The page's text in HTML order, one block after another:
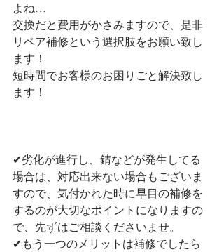
よね…
交換だと費用がかさみますので、是非
リペア補修という選択肢をお願い致し
ます！
短時間でお客様のお困りごと解決致し
ます！
✔︎劣化が進行し、錆などが発生してる
場合は、対応出来ない場合もございま
すので、気付かれた時に早目の補修を
するのが大切なポイントになりますの
で、先ずはご相談くださいませ。
✔︎もう一つのメリットは補修でしたら